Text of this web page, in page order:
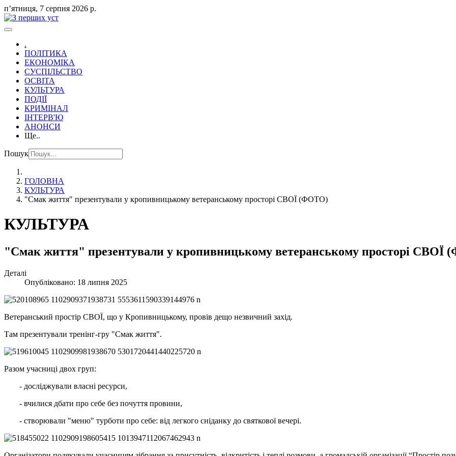
пʼятниця, 7 серпня 2026 р.
.
ПОЛІТИКА
ЕКОНОМІКА
СУСПІЛЬСТВО
ОСВІТА
КУЛЬТУРА
ПОДІЇ
КРИМІНАЛ
ІНТЕРВ'Ю
АНОНСИ
Ще..
Пошук
ГОЛОВНА
КУЛЬТУРА
"Смак життя" презентували у кропивницькому ветеранському просторі СВОЇ (ФОТО)
КУЛЬТУРА
"Смак життя" презентували у кропивницькому ветеранському просторі
Деталі
Опубліковано: 18 липня 2025
Ветеранський простір СВОЇ, що у Кропивницькому, провів дещо незвичний захід.
Там презентували тренінг-гру "Смак життя".
Разом учасниці двох груп:
- досліджували власні ресурси,
- вчилися дбати про себе без почуття провини,
- створювали "меню" турботи про себе: від легкого сніданку до святкової вечері.